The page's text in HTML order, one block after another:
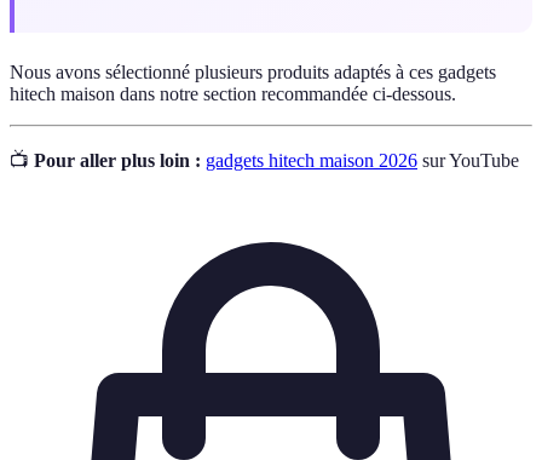
Nous avons sélectionné plusieurs produits adaptés à ces gadgets
hitech maison dans notre section recommandée ci-dessous.
📺 Pour aller plus loin : gadgets hitech maison 2026 sur YouTube